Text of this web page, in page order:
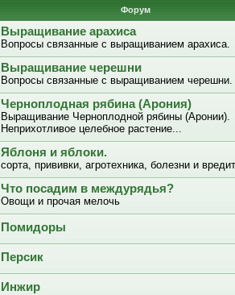
Форум
Выращивание арахиса
Вопросы связанные с выращиванием арахиса.
Выращивание черешни
Вопросы связанные с выращиванием черешни.
Черноплодная рябина (Арония)
Выращивание Черноплодной рябины (Аронии).
Неприхотливое целебное растение...
Яблоня и яблоки.
сорта, прививки, агротехника, болезни и
Что посадим в междурядья?
Овощи и прочая мелочь
Помидоры
Персик
Инжир